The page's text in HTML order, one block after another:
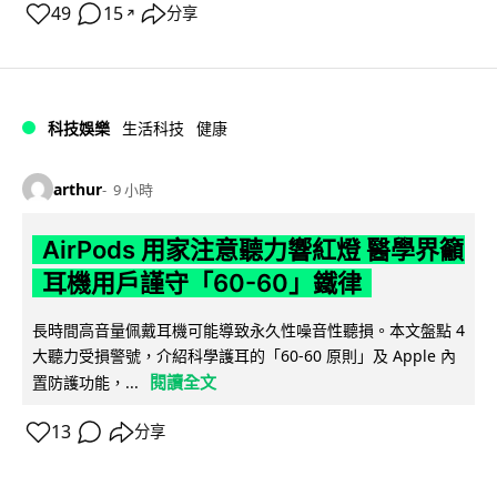
49 15 ↗ 分享
科技娛樂 生活科技 健康
arthur 9 小時
AirPods 用家注意聽力響紅燈 醫學界籲
耳機用戶謹守「60-60」鐵律
長時間高音量佩戴耳機可能導致永久性噪音性聽損。本文盤點 4
大聽力受損警號，介紹科學護耳的「60-60 原則」及 Apple 內
置防護功能，...
閱讀全文
13 分享